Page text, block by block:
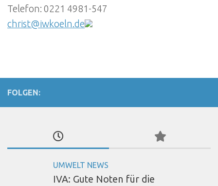
Telefon: 0221 4981-547
christ@iwkoeln.de
FOLGEN:
UMWELT NEWS
IVA: Gute Noten für die